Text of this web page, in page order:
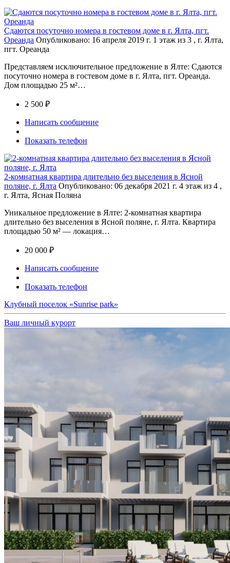
Сдаются посуточно номера в гостевом доме в г. Ялта, пгт.
Ореанда Опубликовано: 16 апреля 2019 г. 1 этаж из 3 , г. Ялта,
пгт. Ореанда
Представляем исключительное предложение в Ялте: Сдаются
посуточно номера в гостевом доме в г. Ялта, пгт. Ореанда.
Дом площадью 25 м²…
2 500 ₽
Написать сообщение
Показать телефон
2-комнатная квартира длительно без выселения в Ясной
поляне, г. Ялта Опубликовано: 06 декабря 2021 г. 4 этаж из 4 ,
г. Ялта, Ясная Поляна
Уникальное предложение в Ялте: 2-комнатная квартира
длительно без выселения в Ясной поляне, г. Ялта. Квартира
площадью 50 м² — локация…
20 000 ₽
Написать сообщение
Показать телефон
Клубный поселок «Sunrise park»
Ваш личный курорт